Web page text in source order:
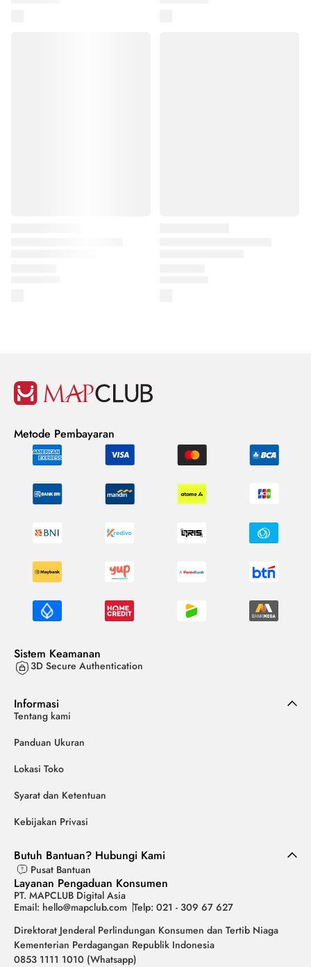
Metode Pembayaran
Sistem Keamanan
3D Secure Authentication
Informasi
Tentang kami
Panduan Ukuran
Lokasi Toko
Syarat dan Ketentuan
Kebijakan Privasi
Butuh Bantuan? Hubungi Kami
Pusat Bantuan
Layanan Pengaduan Konsumen
PT. MAPCLUB Digital Asia
Email: hello@mapclub.com Telp: 021 - 309 67 627
Direktorat Jenderal Perlindungan Konsumen dan Tertib Niaga
Kementerian Perdagangan Republik Indonesia
0853 1111 1010 (Whatsapp)